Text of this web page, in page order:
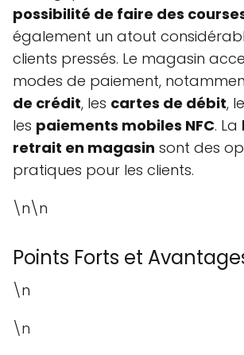
possibilité de faire des
également un atout
clients pressés. Le magasin
modes de paiement,
de crédit, les cartes de débit,
les paiements mobiles NFC. La
retrait en magasin sont des
pratiques pour les clients.
\n\n
Points Forts et
\n
\n